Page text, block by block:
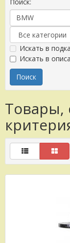
Искать в
Искать в
Товары,